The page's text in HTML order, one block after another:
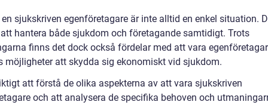
sjukskriven egenföretagare är inte alltid en enkel situation.
hantera både sjukdom och företagande samtidigt. Trots
finns det dock också fördelar med att vara
möjligheter att skydda sig ekonomiskt vid sjukdom.
att förstå de olika aspekterna av att vara sjukskriven
och att analysera de specifika behoven och